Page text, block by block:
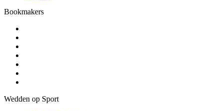
Bookmakers
Wedden op Sport